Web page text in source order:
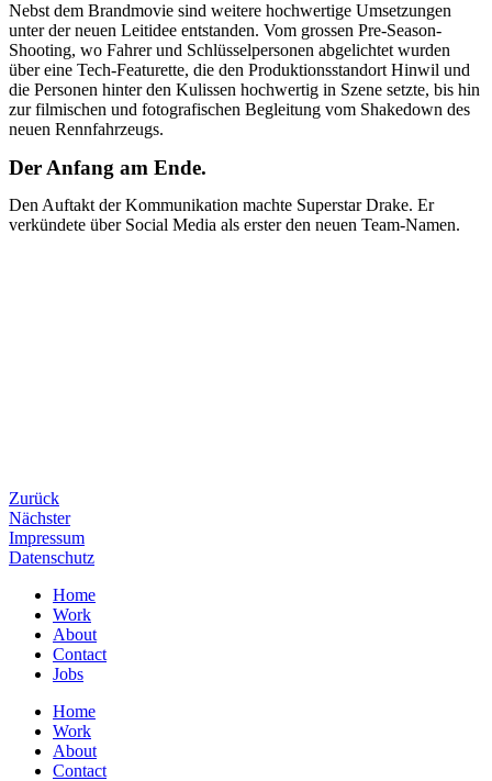
Nebst dem Brandmovie sind weitere hochwertige Umsetzungen
unter der neuen Leitidee entstanden. Vom grossen Pre-Season-
Shooting, wo Fahrer und Schlüsselpersonen abgelichtet wurden
über eine Tech-Featurette, die den Produktionsstandort Hinwil und
die Personen hinter den Kulissen hochwertig in Szene setzte, bis hin
zur filmischen und fotografischen Begleitung vom Shakedown des
neuen Rennfahrzeugs.
Der Anfang am Ende.
Den Auftakt der Kommunikation machte Superstar Drake. Er
verkündete über Social Media als erster den neuen Team-Namen.
Zurück
Nächster
Impressum
Datenschutz
Home
Work
About
Contact
Jobs
Home
Work
About
Contact